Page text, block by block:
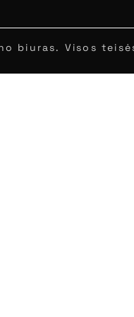
biuras. Visos